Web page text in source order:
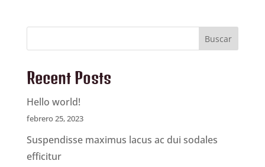
Buscar
Recent Posts
Hello world!
febrero 25, 2023
Suspendisse maximus lacus ac dui sodales
efficitur